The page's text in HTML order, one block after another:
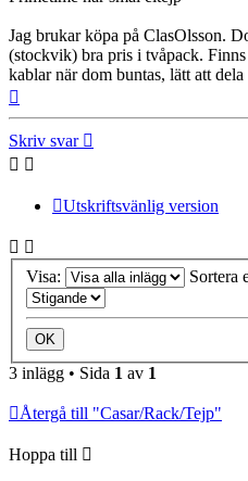
Jag brukar köpa på ClasOlsson.
(stockvik) bra pris i tvåpack.
kablar när dom buntas, lätt att dela
Skriv svar
Utskriftsvänlig version
Visa: Sortera
3 inlägg • Sida 1 av 1
Återgå till "Casar/Rack/Tejp"
Hoppa till